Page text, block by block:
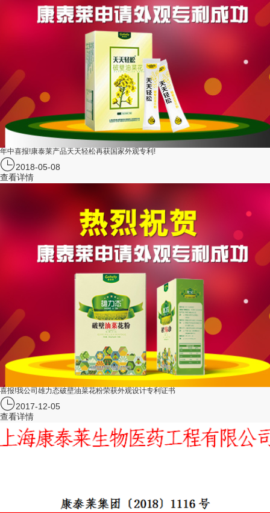
年中喜报!康泰莱产品天天轻松再获国家外观专利!
2018-05-08
查看详情
喜报!我公司雄力态破壁油菜花粉荣获外观设计专利证书
2017-12-05
查看详情